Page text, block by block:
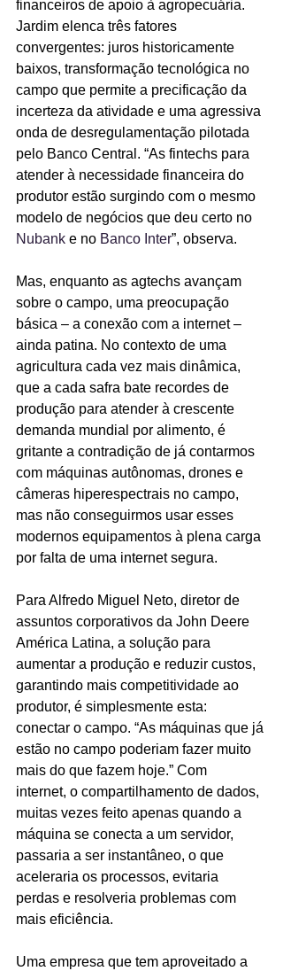
financeiros de apoio à agropecuária.
Jardim elenca três fatores
convergentes: juros historicamente
baixos, transformação tecnológica no
campo que permite a precificação da
incerteza da atividade e uma agressiva
onda de desregulamentação pilotada
pelo Banco Central. “As fintechs para
atender à necessidade financeira do
produtor estão surgindo com o mesmo
modelo de negócios que deu certo no
Nubank e no Banco Inter”, observa.
Mas, enquanto as agtechs avançam
sobre o campo, uma preocupação
básica – a conexão com a internet –
ainda patina. No contexto de uma
agricultura cada vez mais dinâmica,
que a cada safra bate recordes de
produção para atender à crescente
demanda mundial por alimento, é
gritante a contradição de já contarmos
com máquinas autônomas, drones e
câmeras hiperespectrais no campo,
mas não conseguirmos usar esses
modernos equipamentos à plena carga
por falta de uma internet segura.
Para Alfredo Miguel Neto, diretor de
assuntos corporativos da John Deere
América Latina, a solução para
aumentar a produção e reduzir custos,
garantindo mais competitividade ao
produtor, é simplesmente esta:
conectar o campo. “As máquinas que já
estão no campo poderiam fazer muito
mais do que fazem hoje.” Com
internet, o compartilhamento de dados,
muitas vezes feito apenas quando a
máquina se conecta a um servidor,
passaria a ser instantâneo, o que
aceleraria os processos, evitaria
perdas e resolveria problemas com
mais eficiência.
Uma empresa que tem aproveitado a